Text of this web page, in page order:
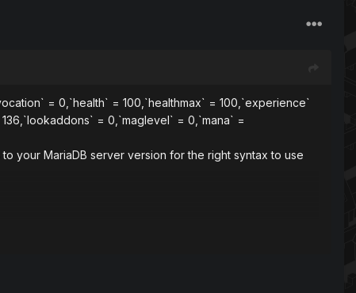
= 0,`health` = 100,`healthmax` = 100,`experience`
= 0,`maglevel` = 0,`mana` =
your MariaDB server version for the right syntax to use